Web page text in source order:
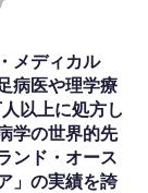
メディカル
病医や理学療
以上に処方し
学の世界的先
ンド・オース
」の実績を誇